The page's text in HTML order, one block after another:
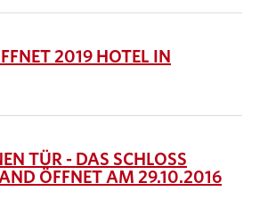
2019 HOTEL IN
TÜR - DAS SCHLOSS
ÖFFNET AM 29.10.2016